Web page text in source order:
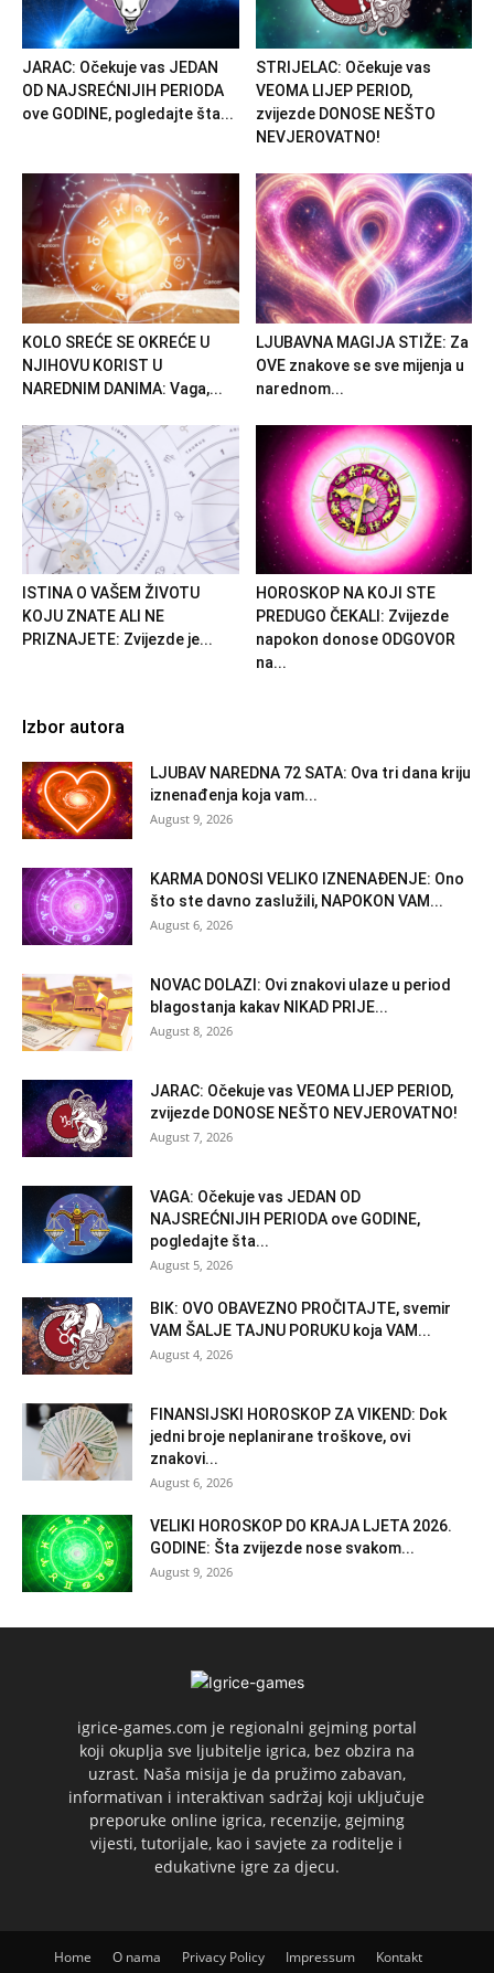
JARAC: Očekuje vas JEDAN
OD NAJSREĆNIJIH PERIODA
ove GODINE, pogledajte šta...
STRIJELAC: Očekuje vas
VEOMA LIJEP PERIOD,
zvijezde DONOSE NEŠTO
NEVJEROVATNO!
KOLO SREĆE SE OKREĆE U
NJIHOVU KORIST U
NAREDNIM DANIMA: Vaga,...
LJUBAVNA MAGIJA STIŽE: Za
OVE znakove se sve mijenja u
narednom...
ISTINA O VAŠEM ŽIVOTU
KOJU ZNATE ALI NE
PRIZNAJETE: Zvijezde je...
HOROSKOP NA KOJI STE
PREDUGO ČEKALI: Zvijezde
napokon donose ODGOVOR
na...
Izbor autora
LJUBAV NAREDNA 72 SATA: Ova tri dana kriju
iznenađenja koja vam...
August 9, 2026
KARMA DONOSI VELIKO IZNENAĐENJE: Ono
što ste davno zaslužili, NAPOKON VAM...
August 6, 2026
NOVAC DOLAZI: Ovi znakovi ulaze u period
blagostanja kakav NIKAD PRIJE...
August 8, 2026
JARAC: Očekuje vas VEOMA LIJEP PERIOD,
zvijezde DONOSE NEŠTO NEVJEROVATNO!
August 7, 2026
VAGA: Očekuje vas JEDAN OD
NAJSREĆNIJIH PERIODA ove GODINE,
pogledajte šta...
August 5, 2026
BIK: OVO OBAVEZNO PROČITAJTE, svemir
VAM ŠALJE TAJNU PORUKU koja VAM...
August 4, 2026
FINANSIJSKI HOROSKOP ZA VIKEND: Dok
jedni broje neplanirane troškove, ovi
znakovi...
August 6, 2026
VELIKI HOROSKOP DO KRAJA LJETA 2026.
GODINE: Šta zvijezde nose svakom...
August 9, 2026
igrice-games.com je regionalni gejming portal
koji okuplja sve ljubitelje igrica, bez obzira na
uzrast. Naša misija je da pružimo zabavan,
informativan i interaktivan sadržaj koji uključuje
preporuke online igrica, recenzije, gejming
vijesti, tutorijale, kao i savjete za roditelje i
edukativne igre za djecu.
Home O nama Privacy Policy Impressum
Kontakt